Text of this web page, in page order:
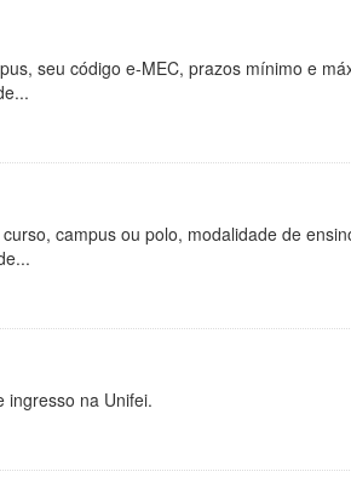
seu código e-MEC, prazos mínimo e
campus ou polo, modalidade de
ingresso na Unifei.